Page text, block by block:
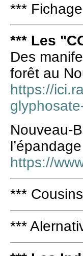
***
*** Les
Des
forêt au
https://
Nouveau-
https://
***
***